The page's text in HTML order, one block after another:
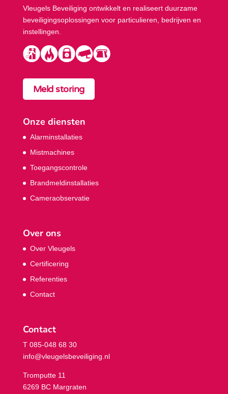
Vleugels Beveiliging ontwikkelt en realiseert duurzame
beveiligings­oplossingen voor particulieren, bedrijven en
instellingen.
Meld storing
Onze diensten
Alarminstallaties
Mistmachines
Toegangscontrole
Brandmeldinstallaties
Cameraobservatie
Over ons
Over Vleugels
Certificering
Referenties
Contact
Contact
T 085-048 68 30
info@vleugelsbeveiliging.nl
Tromputte 11
6269 BC Margraten